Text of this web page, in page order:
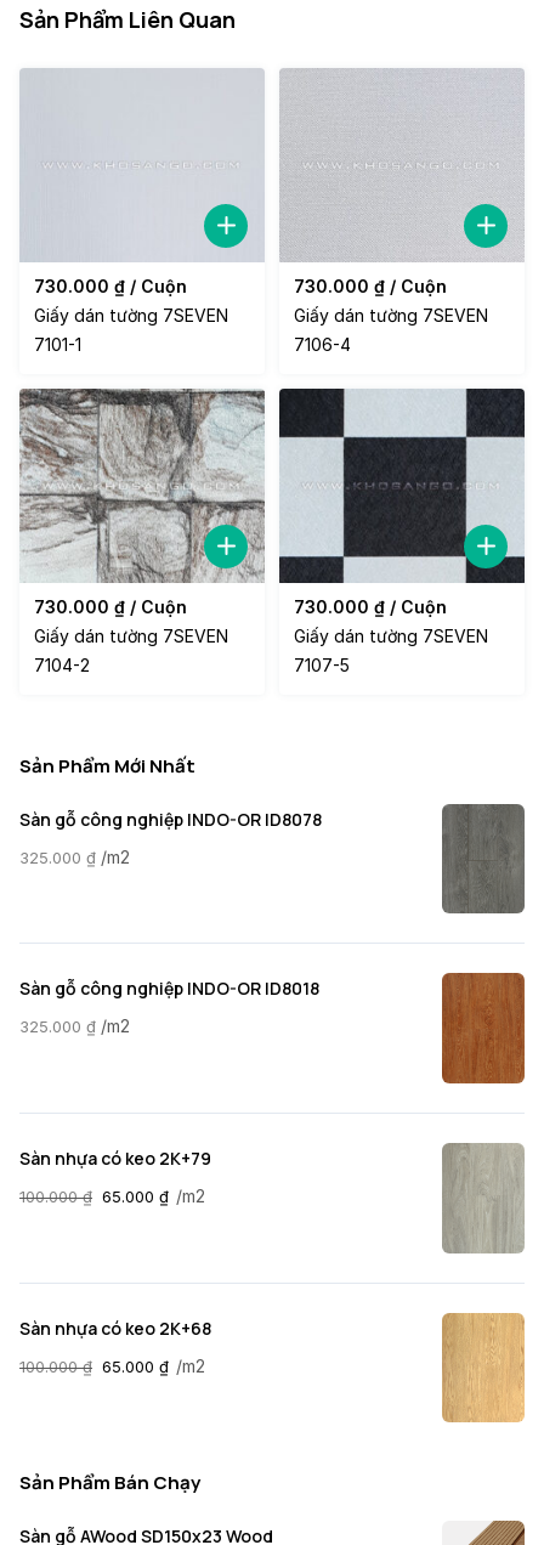
Sản Phẩm Liên Quan
730.000 ₫ / Cuộn
Giấy dán tường 7SEVEN
7101-1
730.000 ₫ / Cuộn
Giấy dán tường 7SEVEN
7106-4
730.000 ₫ / Cuộn
Giấy dán tường 7SEVEN
7104-2
730.000 ₫ / Cuộn
Giấy dán tường 7SEVEN
7107-5
Sản Phẩm Mới Nhất
Sàn gỗ công nghiệp INDO-OR ID8078
325.000 ₫ /m2
Sàn gỗ công nghiệp INDO-OR ID8018
325.000 ₫ /m2
Sàn nhựa có keo 2K+79
100.000₫ 65.000 ₫ /m2
Sàn nhựa có keo 2K+68
100.000₫ 65.000 ₫ /m2
Sản Phẩm Bán Chạy
Sàn gỗ AWood SD150x23 Wood